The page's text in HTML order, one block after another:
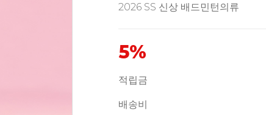
2026 SS 신상 배드민턴의류
5%
적립금
배송비